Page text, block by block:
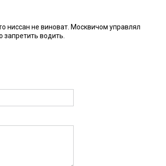
ниссан не виноват. Москвичом управлял
водить.